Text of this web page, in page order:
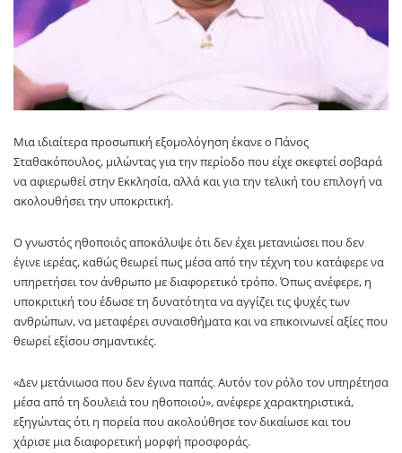
Μια ιδιαίτερα προσωπική εξομολόγηση έκανε ο Πάνος
Σταθακόπουλος, μιλώντας για την περίοδο που είχε σκεφτεί σοβαρά
να αφιερωθεί στην Εκκλησία, αλλά και για την τελική του επιλογή να
ακολουθήσει την υποκριτική.
Ο γνωστός ηθοποιός αποκάλυψε ότι δεν έχει μετανιώσει που δεν
έγινε ιερέας, καθώς θεωρεί πως μέσα από την τέχνη του κατάφερε να
υπηρετήσει τον άνθρωπο με διαφορετικό τρόπο. Όπως ανέφερε, η
υποκριτική του έδωσε τη δυνατότητα να αγγίζει τις ψυχές των
ανθρώπων, να μεταφέρει συναισθήματα και να επικοινωνεί αξίες που
θεωρεί εξίσου σημαντικές.
«Δεν μετάνιωσα που δεν έγινα παπάς. Αυτόν τον ρόλο τον υπηρέτησα
μέσα από τη δουλειά του ηθοποιού», ανέφερε χαρακτηριστικά,
εξηγώντας ότι η πορεία που ακολούθησε τον δικαίωσε και του
χάρισε μια διαφορετική μορφή προσφοράς.